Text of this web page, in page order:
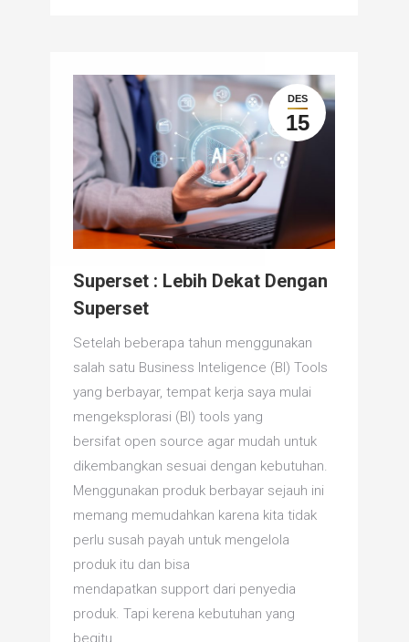
DES
15
Superset : Lebih Dekat Dengan
Superset
Setelah beberapa tahun menggunakan
salah satu Business Inteligence (BI) Tools
yang berbayar, tempat kerja saya mulai
mengeksplorasi (BI) tools yang
bersifat open source agar mudah untuk
dikembangkan sesuai dengan kebutuhan.
Menggunakan produk berbayar sejauh ini
memang memudahkan karena kita tidak
perlu susah payah untuk mengelola
produk itu dan bisa
mendapatkan support dari penyedia
produk. Tapi kerena kebutuhan yang
begitu…